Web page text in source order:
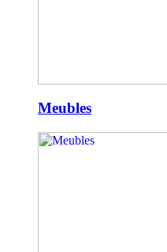
Meubles